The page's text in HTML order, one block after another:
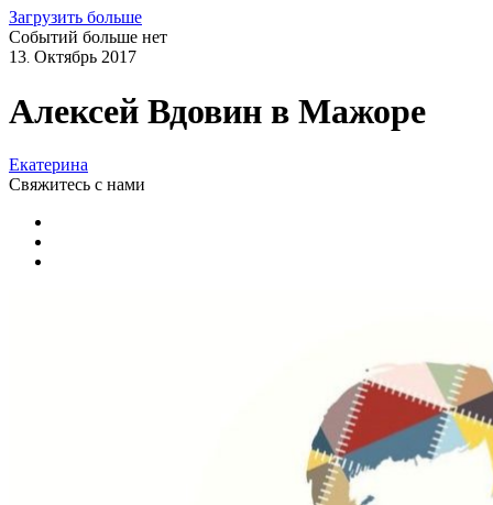
Загрузить больше
Событий больше нет
13. Октябрь 2017
Алексей Вдовин в Мажоре
Екатерина
Свяжитесь с нами